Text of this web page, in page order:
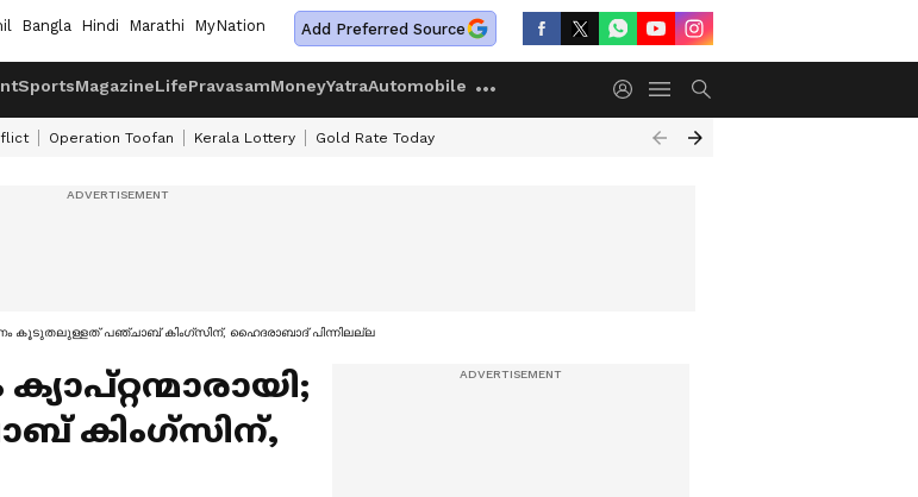
Bangla Hindi Marathi MyNation Add Preferred Source
SportsMagazineLifePravasamMoneyYatraAutomobile
Operation Toofan Kerala Lottery Gold Rate Today
പണം കൂടുതലുള്ളത് പഞ്ചാബ് കിംഗ്‌സിന്, ഹൈദരാബാദ് പിന്നിലല്ല
കിംഗ്‌സിന്,